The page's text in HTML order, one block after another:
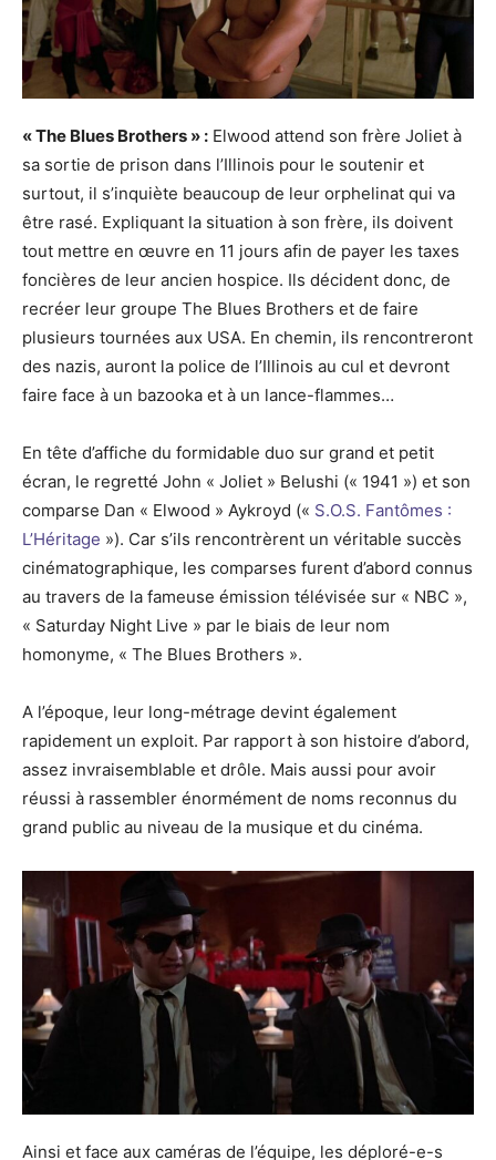
« The Blues Brothers » : Elwood attend son frère Joliet à
sa sortie de prison dans l’Illinois pour le soutenir et
surtout, il s’inquiète beaucoup de leur orphelinat qui va
être rasé. Expliquant la situation à son frère, ils doivent
tout mettre en œuvre en 11 jours afin de payer les taxes
foncières de leur ancien hospice. Ils décident donc, de
recréer leur groupe The Blues Brothers et de faire
plusieurs tournées aux USA. En chemin, ils rencontreront
des nazis, auront la police de l’Illinois au cul et devront
faire face à un bazooka et à un lance-flammes…
En tête d’affiche du formidable duo sur grand et petit
écran, le regretté John « Joliet » Belushi (« 1941 ») et son
comparse Dan « Elwood » Aykroyd (« S.O.S. Fantômes :
L’Héritage »). Car s’ils rencontrèrent un véritable succès
cinématographique, les comparses furent d’abord connus
au travers de la fameuse émission télévisée sur « NBC »,
« Saturday Night Live » par le biais de leur nom
homonyme, « The Blues Brothers ».
A l’époque, leur long-métrage devint également
rapidement un exploit. Par rapport à son histoire d’abord,
assez invraisemblable et drôle. Mais aussi pour avoir
réussi à rassembler énormément de noms reconnus du
grand public au niveau de la musique et du cinéma.
Ainsi et face aux caméras de l’équipe, les déploré-e-s